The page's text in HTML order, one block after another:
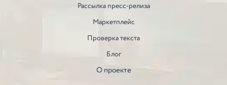
Рассылка пресс-релиза
Маркетплейс
Проверка текста
Блог
О проекте